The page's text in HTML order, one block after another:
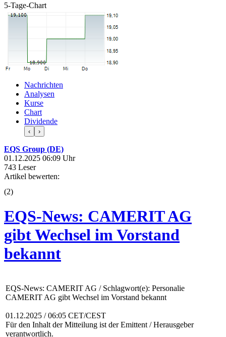
5-Tage-Chart
Nachrichten
Analysen
Kurse
Chart
Dividende
‹ ›
EQS Group (DE)
01.12.2025 06:09 Uhr
743 Leser
Artikel bewerten:
(2)
EQS-News: CAMERIT AG
gibt Wechsel im Vorstand
bekannt
EQS-News: CAMERIT AG / Schlagwort(e): Personalie
CAMERIT AG gibt Wechsel im Vorstand bekannt
01.12.2025 / 06:05 CET/CEST
Für den Inhalt der Mitteilung ist der Emittent / Herausgeber
verantwortlich.